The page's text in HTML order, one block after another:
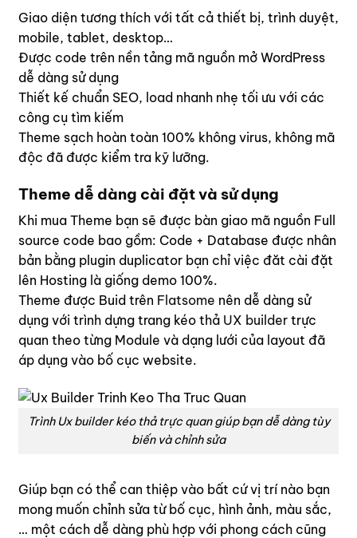
Giao diện tương thích với tất cả thiết bị, trình duyệt,
mobile, tablet, desktop…
Được code trên nền tảng mã nguồn mở WordPress
dễ dàng sử dụng
Thiết kế chuẩn SEO, load nhanh nhẹ tối ưu với các
công cụ tìm kiếm
Theme sạch hoàn toàn 100% không virus, không mã
độc đã được kiểm tra kỹ lưỡng.
Theme dễ dàng cài đặt và sử dụng
Khi mua Theme bạn sẽ được bàn giao mã nguồn Full
source code bao gồm: Code + Database được nhân
bản bằng plugin duplicator bạn chỉ việc đăt cài đặt
lên Hosting là giống demo 100%.
Theme được Buid trên Flatsome nên dễ dàng sử
dụng với trình dựng trang kéo thả UX builder trực
quan theo từng Module và dạng lưới của layout đã
áp dụng vào bố cục website.
Trình Ux builder kéo thả trực quan giúp bạn dễ dàng tùy
biến và chỉnh sửa
Giúp bạn có thể can thiệp vào bất cứ vị trí nào bạn
mong muốn chỉnh sửa từ bố cục, hình ảnh, màu sắc,
… một cách dễ dàng phù hợp với phong cách cũng